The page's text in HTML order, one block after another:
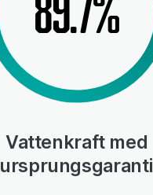
Vattenkraft med
ursprungsgaranti